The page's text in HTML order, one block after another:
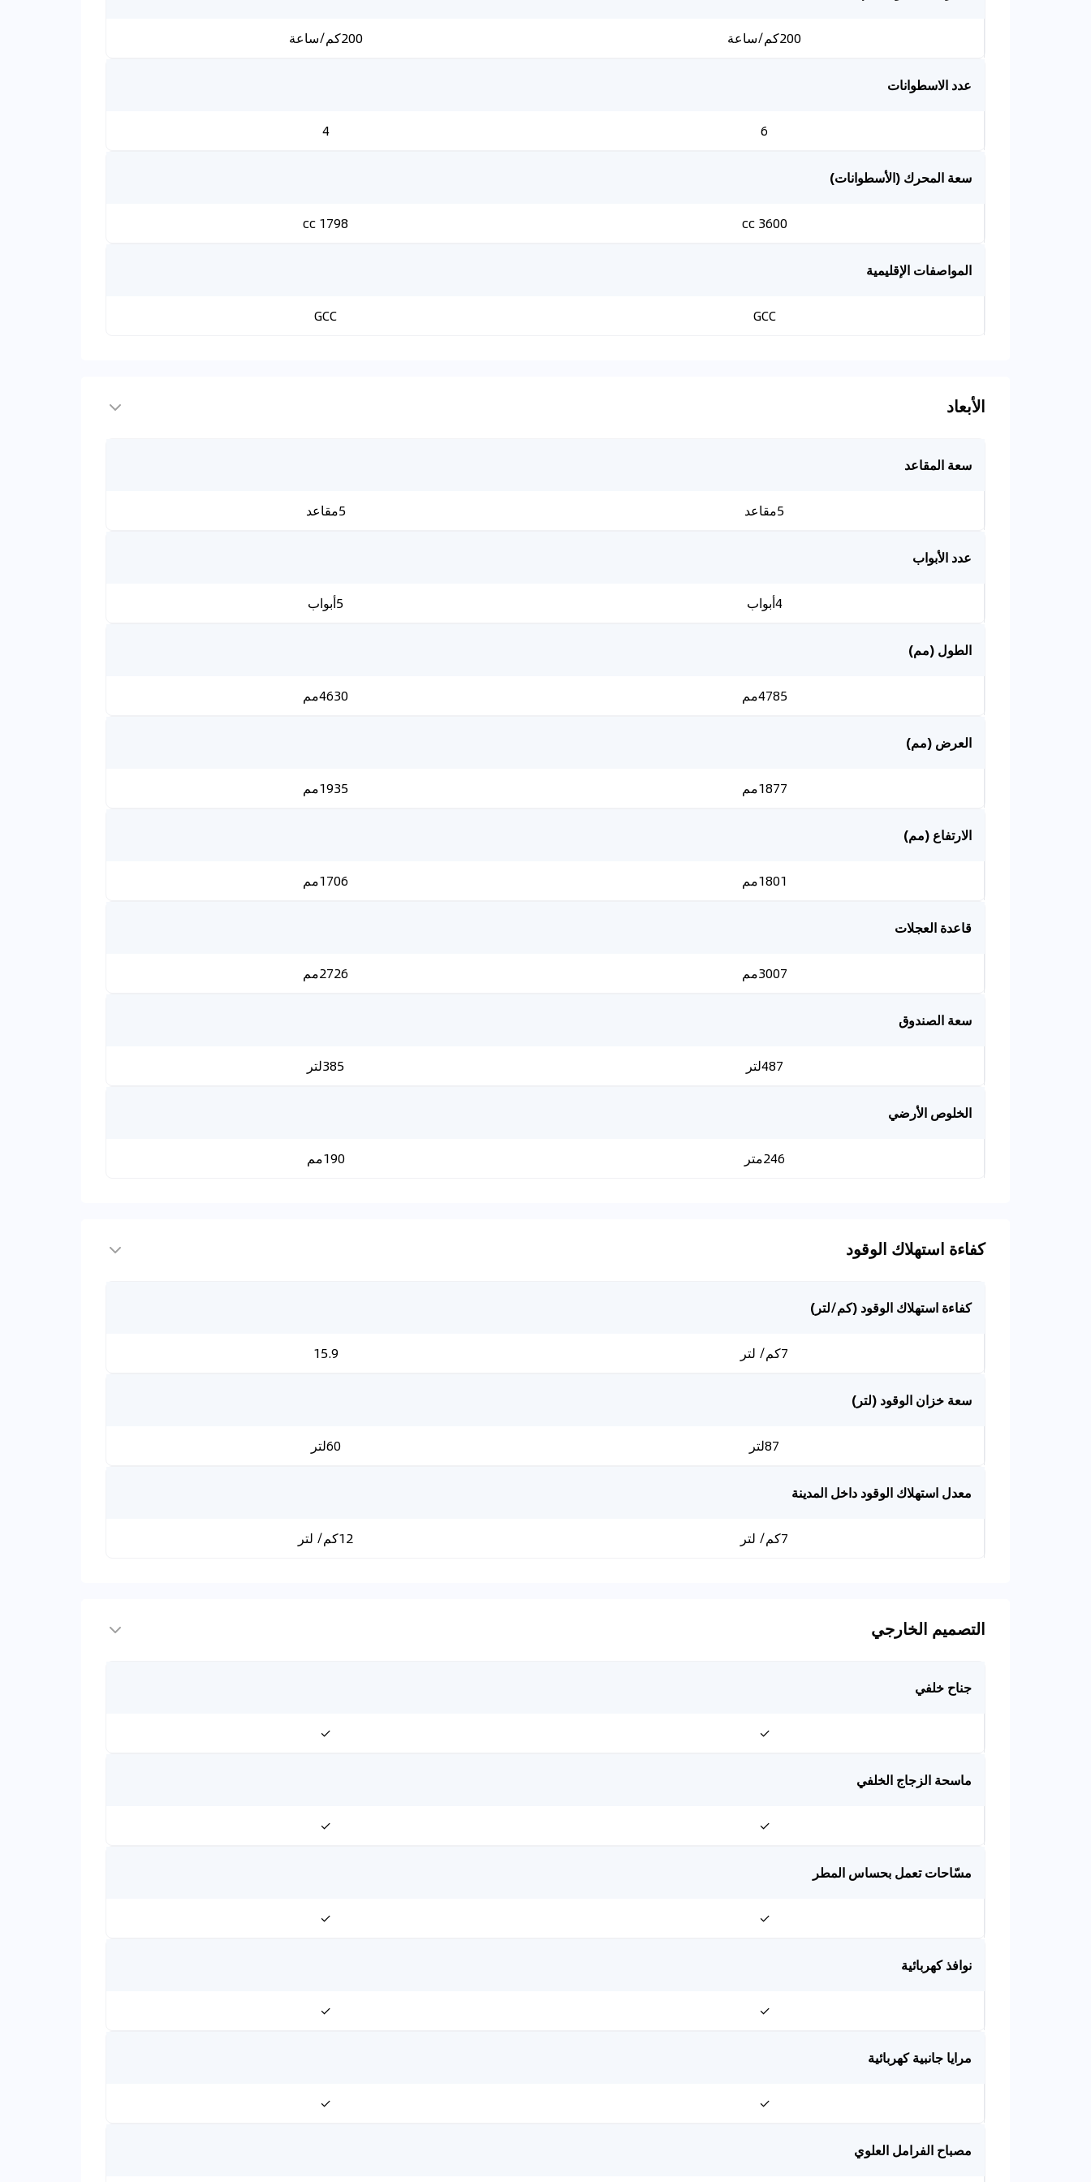
200كم/ساعة 200كم/ساعة
عدد الاسطوانات
6
4
سعة المحرك (الأسطوانات)
3600 cc
1798 cc
المواصفات الإقليمية
GCC
GCC
الأبعاد
سعة المقاعد
5مقاعد 5مقاعد
عدد الأبواب
4أبواب 5أبواب
الطول (مم)
4785مم 4630مم
العرض (مم)
1877مم 1935مم
الارتفاع (مم)
1801مم 1706مم
قاعدة العجلات
3007مم 2726مم
سعة الصندوق
487لتر 385لتر
الخلوص الأرضي
246متر 190مم
كفاءة استهلاك الوقود
كفاءة استهلاك الوقود (كم/لتر)
7كم/ لتر 15.9
سعة خزان الوقود (لتر)
87لتر 60لتر
معدل استهلاك الوقود داخل المدينة
7كم/ لتر 12كم/ لتر
التصميم الخارجي
جناح خلفي
✓
✓
ماسحة الزجاج الخلفي
✓
✓
مسّاحات تعمل بحساس المطر
✓
✓
نوافذ كهربائية
✓
✓
مرايا جانبية كهربائية
✓
✓
مصباح الفرامل العلوي